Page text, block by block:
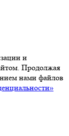
и
Продолжая
нами файлов